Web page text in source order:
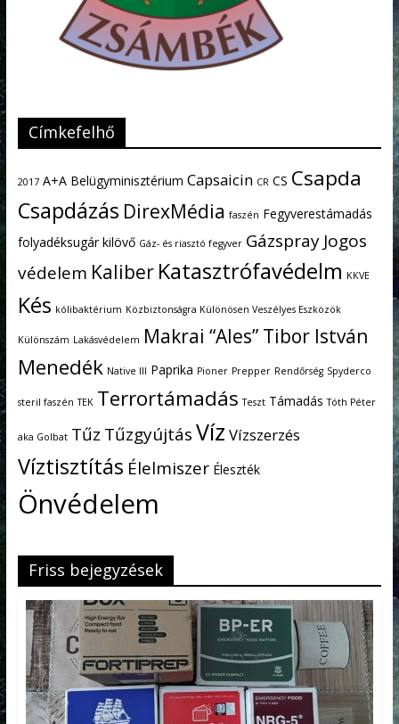
Címkefelhő
2017 A+A Belügyminisztérium Capsaicin CR CS Csapda
Csapdázás DirexMédia faszén Fegyverestámadás
folyadéksugár kilövő Gáz- és riasztó fegyver Gázspray Jogos
védelem Kaliber Katasztrófavédelm KKVE
Kés kólibaktérium Közbiztonságra Különösen Veszélyes Eszközök
Különszám Lakásvédelem Makrai “Ales” Tibor István
Menedék Native III Paprika Pioner Prepper Rendőrség Spyderco
steril faszén TEK Terrortámadás Teszt Támadás Tóth Péter
aka Golbat Tűz TűzgyújtásVíz Vízszerzés
Víztisztítás Élelmiszer Éleszték
Önvédelem
Friss bejegyzések